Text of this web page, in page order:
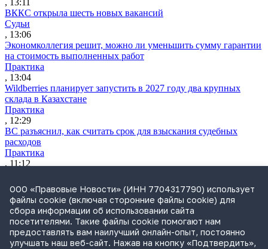
ВККС открыла шесть новых вакансий
Судьи
, 13:06
Экономколлегия решит, можно ли уменьшить сумму гарантии
на стоимость выполненных работ
Практика
, 13:04
Wildberries планирует запустить в 2027 году два крупных
склада в Казахстане
Практика
, 12:29
ВС разъяснил, как считать срок для взыскания судебных
расходов
Практика
, 11:12
бизнеса и ограничение доступа к банкам через иностранные
браузеры
Обзор СМИ
, 10:12
«Промомеду» отказали в принудительной лицензии на
препарат для терапии ВИЧ
ООО «Правовые Новости» (ИНН 7704317790) использует
файлы cookie (включая сторонние файлы cookie) для
сбора информации об использовании сайта
посетителями. Такие файлы cookie помогают нам
предоставлять вам наилучший онлайн-опыт, постоянно
улучшать наш веб-сайт. Нажав на кнопку «Подтвердить»,